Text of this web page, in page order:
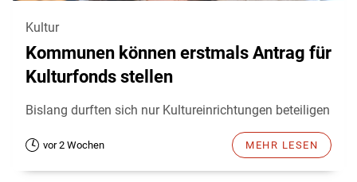
Kultur
Kommunen können erstmals Antrag für
Kulturfonds stellen
Bislang durften sich nur Kultureinrichtungen beteiligen
vor 2 Wochen MEHR LESEN